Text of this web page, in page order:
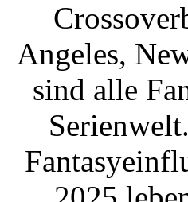
Angeles,
sind alle